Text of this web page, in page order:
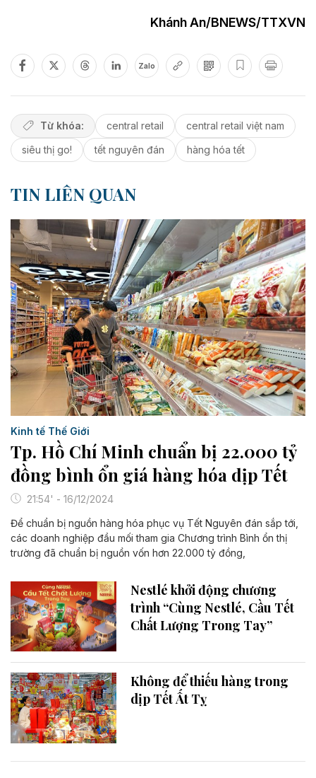
Khánh An/BNEWS/TTXVN
Zalo
Từ khóa: central retail
central retail việt nam
siêu thị go!
tết nguyên đán hàng hóa tết
TIN LIÊN QUAN
Kinh tế Thế Giới
Tp. Hồ Chí Minh chuẩn bị 22.000 tỷ
đồng bình ổn giá hàng hóa dịp Tết
21:54' - 16/12/2024
Để chuẩn bị nguồn hàng hóa phục vụ Tết Nguyên đán sắp tới,
các doanh nghiệp đầu mối tham gia Chương trình Bình ổn thị
trường đã chuẩn bị nguồn vốn hơn 22.000 tỷ đồng,
Nestlé khởi động chương
trình “Cùng Nestlé, Cầu Tết
Chất Lượng Trong Tay”
Không để thiếu hàng trong
dịp Tết Ất Tỵ